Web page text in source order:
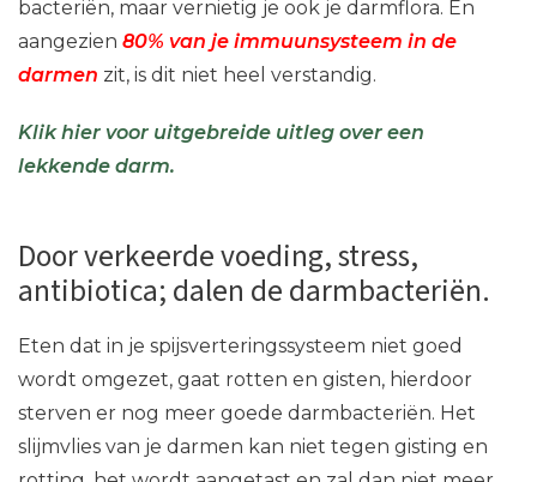
bacteriën, maar vernietig je ook je darmflora. En
aangezien 80% van je immuunsysteem in de
darmen zit, is dit niet heel verstandig.
Klik hier voor uitgebreide uitleg over een
lekkende darm.
Door verkeerde voeding, stress,
antibiotica; dalen de darmbacteriën.
Eten dat in je spijsverteringssysteem niet goed
wordt omgezet, gaat rotten en gisten, hierdoor
sterven er nog meer goede darmbacteriën. Het
slijmvlies van je darmen kan niet tegen gisting en